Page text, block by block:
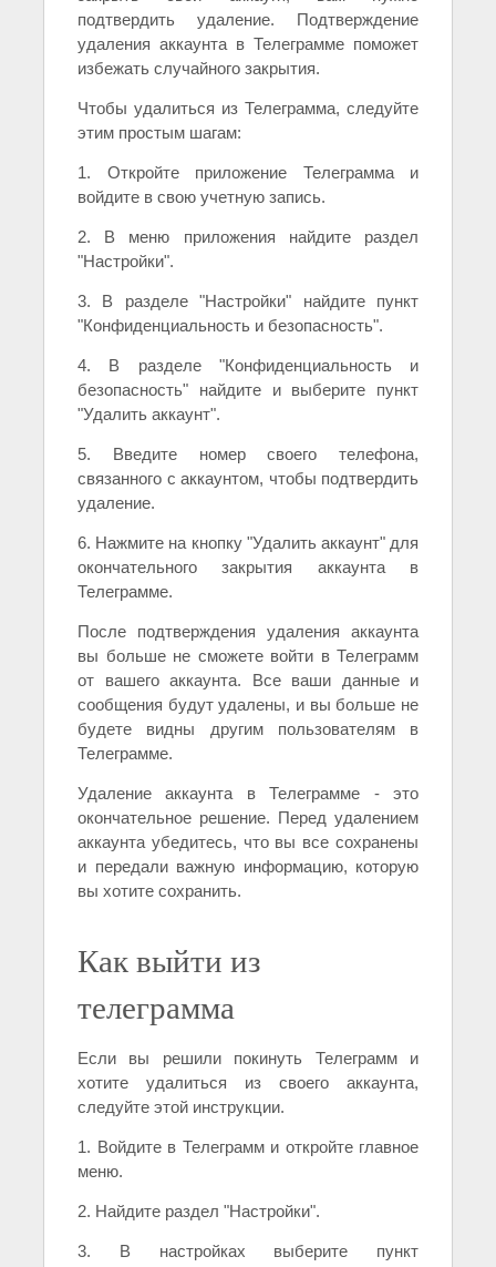
подтвердить удаление. Подтверждение
удаления аккаунта в Телеграмме поможет
избежать случайного закрытия.
Чтобы удалиться из Телеграмма, следуйте
этим простым шагам:
1. Откройте приложение Телеграмма и
войдите в свою учетную запись.
2. В меню приложения найдите раздел
"Настройки".
3. В разделе "Настройки" найдите пункт
"Конфиденциальность и безопасность".
4. В разделе "Конфиденциальность и
безопасность" найдите и выберите пункт
"Удалить аккаунт".
5. Введите номер своего телефона,
связанного с аккаунтом, чтобы подтвердить
удаление.
6. Нажмите на кнопку "Удалить аккаунт" для
окончательного закрытия аккаунта в
Телеграмме.
После подтверждения удаления аккаунта
вы больше не сможете войти в Телеграмм
от вашего аккаунта. Все ваши данные и
сообщения будут удалены, и вы больше не
будете видны другим пользователям в
Телеграмме.
Удаление аккаунта в Телеграмме - это
окончательное решение. Перед удалением
аккаунта убедитесь, что вы все сохранены
и передали важную информацию, которую
вы хотите сохранить.
Как выйти из
телеграмма
Если вы решили покинуть Телеграмм и
хотите удалиться из своего аккаунта,
следуйте этой инструкции.
1. Войдите в Телеграмм и откройте главное
меню.
2. Найдите раздел "Настройки".
3. В настройках выберите пункт